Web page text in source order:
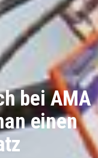
bei AMA
einen